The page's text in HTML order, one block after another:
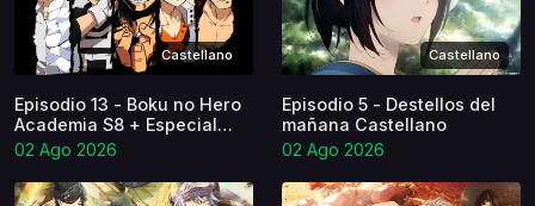
Castellano
Episodio 13 - Boku no Hero
Academia S8 + Especial
Castellano
02 Ago 2026
Castellano
Episodio 5 - Destellos del
mañana Castellano
02 Ago 2026